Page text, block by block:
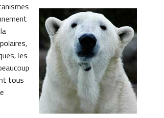
les
tous